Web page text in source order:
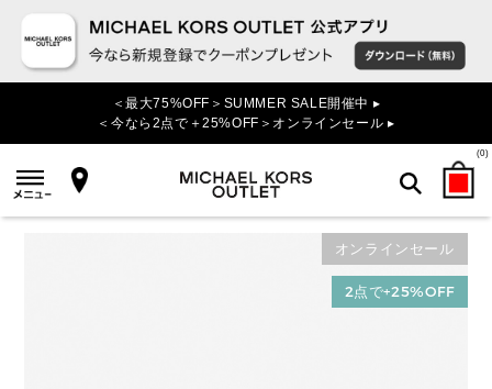
＜最大75%OFF＞SUMMER SALE開催中 ▸
＜今なら2点で＋25%OFF＞オンラインセール ▸
(0)
検索
オンラインセール
2点で+25%OFF